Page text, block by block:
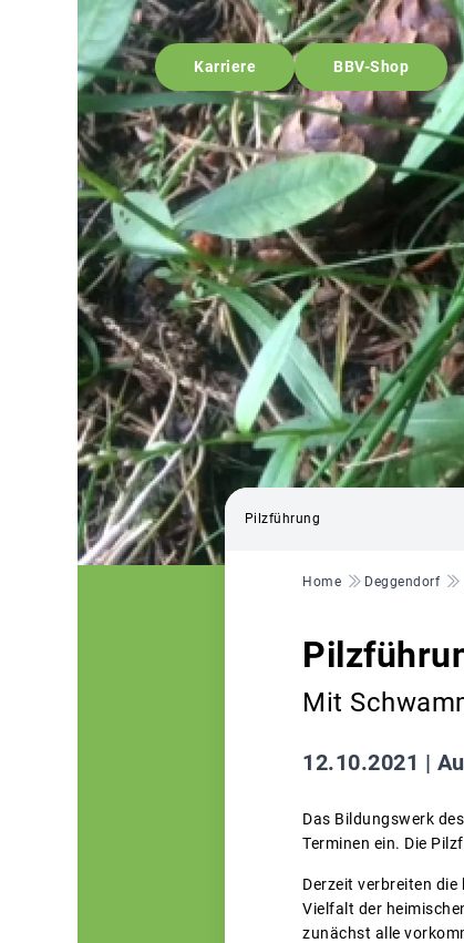
Karriere BBV-Shop
Pilzführung
Pfadnavigation
Home Deggendorf
Mit
12.10.2021 |
Das Bildungswerk
Terminen ein. Die
Derzeit verbreiten die
Vielfalt der
zunächst alle